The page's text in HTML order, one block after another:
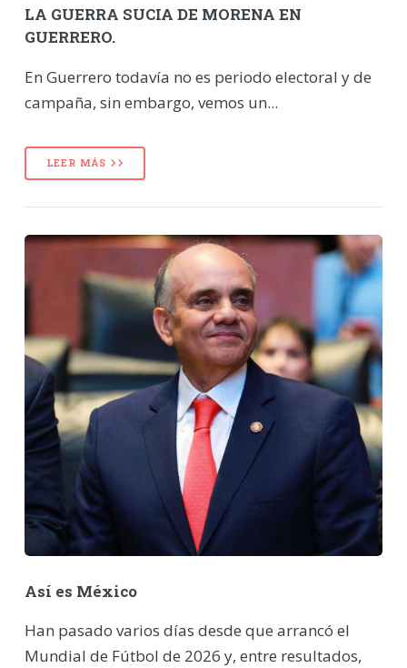
LA GUERRA SUCIA DE MORENA EN
GUERRERO.
En Guerrero todavía no es periodo electoral y de
campaña, sin embargo, vemos un...
LEER MÁS
Así es México
Han pasado varios días desde que arrancó el
Mundial de Fútbol de 2026 y, entre resultados,